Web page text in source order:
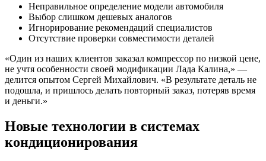
Неправильное определение модели автомобиля
Выбор слишком дешевых аналогов
Игнорирование рекомендаций специалистов
Отсутствие проверки совместимости деталей
«Один из наших клиентов заказал компрессор по низкой цене,
не учтя особенности своей модификации Лада Калина,» —
делится опытом Сергей Михайлович. «В результате деталь не
подошла, и пришлось делать повторный заказ, потеряв время
и деньги.»
Новые технологии в системах
кондиционирования